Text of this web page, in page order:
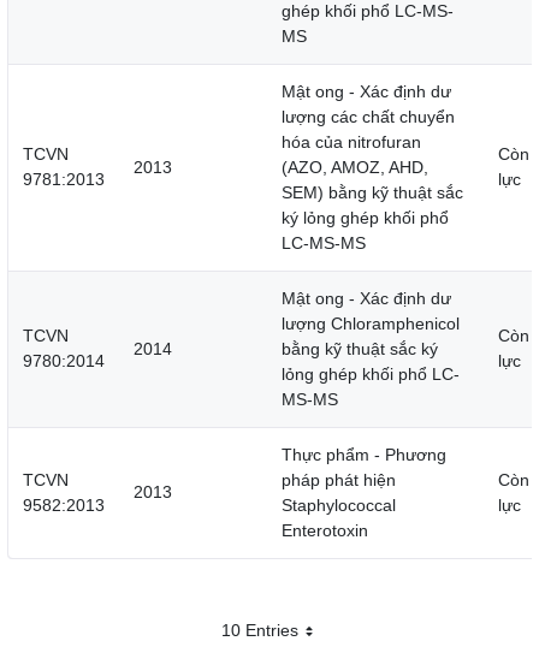
ghép khối phổ LC-MS-
MS
TCVN
9781:2013
2013
Mật ong - Xác định dư
lượng các chất chuyển
hóa của nitrofuran
(AZO, AMOZ, AHD,
SEM) bằng kỹ thuật sắc
ký lỏng ghép khối phổ
LC-MS-MS
Còn
lực
TCVN
9780:2014
2014
Mật ong - Xác định dư
lượng Chloramphenicol
bằng kỹ thuật sắc ký
lỏng ghép khối phổ LC-
MS-MS
Còn
lực
TCVN
9582:2013
2013
Thực phẩm - Phương
pháp phát hiện
Staphylococcal
Enterotoxin
Còn
lực
10 EntriesMỗi trang